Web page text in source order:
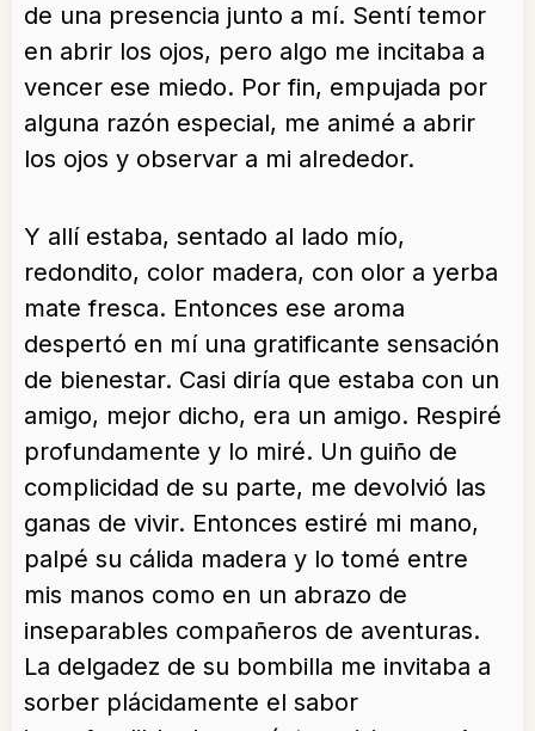
de una presencia junto a mí. Sentí temor
en abrir los ojos, pero algo me incitaba a
vencer ese miedo. Por fin, empujada por
alguna razón especial, me animé a abrir
los ojos y observar a mi alrededor.
Y allí estaba, sentado al lado mío,
redondito, color madera, con olor a yerba
mate fresca. Entonces ese aroma
despertó en mí una gratificante sensación
de bienestar. Casi diría que estaba con un
amigo, mejor dicho, era un amigo. Respiré
profundamente y lo miré. Un guiño de
complicidad de su parte, me devolvió las
ganas de vivir. Entonces estiré mi mano,
palpé su cálida madera y lo tomé entre
mis manos como en un abrazo de
inseparables compañeros de aventuras.
La delgadez de su bombilla me invitaba a
sorber plácidamente el sabor